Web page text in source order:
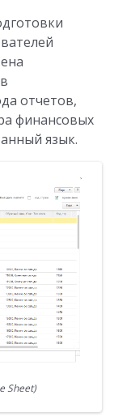
отчетов,
финансовых
язык.
Sheet)